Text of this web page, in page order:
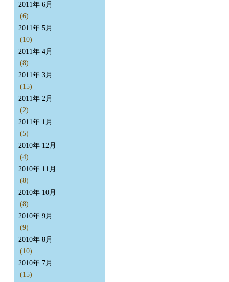
2011年 6月
(6)
2011年 5月
(10)
2011年 4月
(8)
2011年 3月
(15)
2011年 2月
(2)
2011年 1月
(5)
2010年 12月
(4)
2010年 11月
(8)
2010年 10月
(8)
2010年 9月
(9)
2010年 8月
(10)
2010年 7月
(15)